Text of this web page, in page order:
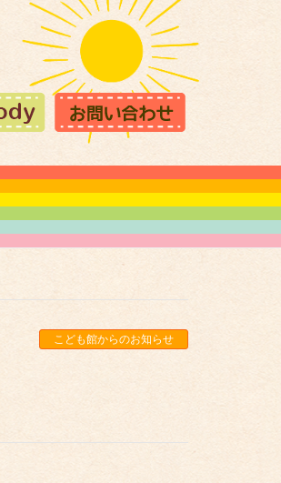
こども館からのお知らせ